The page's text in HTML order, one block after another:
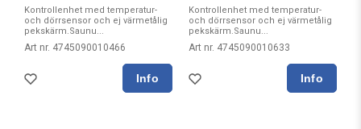
Kontrollenhet med temperatur-
och dörrsensor och ej värmetålig
pekskärm.Saunu...
Art nr. 4745090010466
Kontrollenhet med temperatur-
och dörrsensor och ej värmetålig
pekskärm.Saunu...
Art nr. 4745090010633